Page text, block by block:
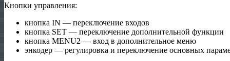
Кнопки управления:
кнопка IN — переключение входов
кнопка SET — переключение дополнительной функции
кнопка MENU2 — вход в дополнительное меню
энкодер — регулировка и переключение основных